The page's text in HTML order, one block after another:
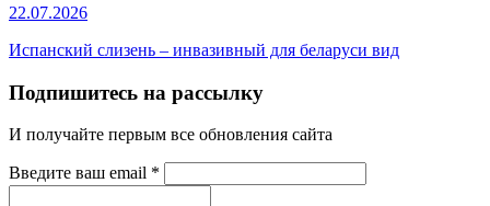
22.07.2026
Испанский слизень – инвазивный для беларуси вид
Подпишитесь на рассылку
И получайте первым все обновления сайта
Введите ваш email *